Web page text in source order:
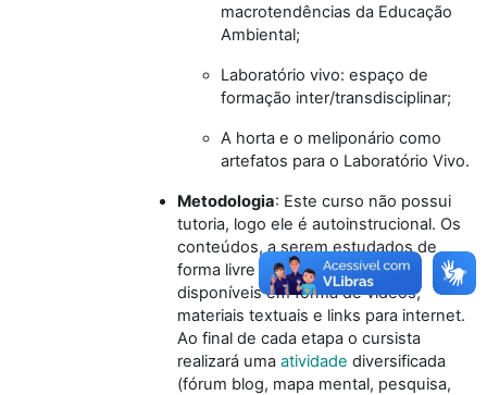
macrotendências da Educação
Ambiental;
Laboratório vivo: espaço de
formação inter/transdisciplinar;
A horta e o meliponário como
artefatos para o Laboratório Vivo.
Metodologia: Este curso não possui
tutoria, logo ele é autoinstrucional. Os
conteúdos, a serem estudados de
forma livre pelo cursista, estão
disponíveis em forma de vídeos,
materiais textuais e links para internet.
Ao final de cada etapa o cursista
realizará uma atividade diversificada
(fórum blog, mapa mental, pesquisa,